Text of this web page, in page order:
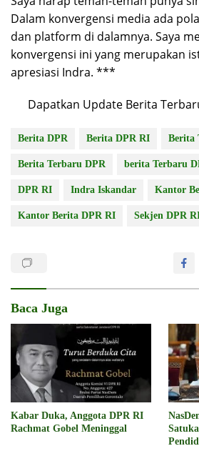
Dalam konvergensi media ada
dan platform di dalamnya. Saya
konvergensi ini yang merupakan
apresiasi Indra. ***
Dapatkan Update Berita
Berita DPR Berita DPR RI Berita
Berita Terbaru DPR berita Terbaru
DPR RI Indra Iskandar Kantor
Kantor Berita DPR RI Sekjen DPR
Baca Juga
Kabar Duka, Anggota DPR RI
Rachmat Gobel Meninggal